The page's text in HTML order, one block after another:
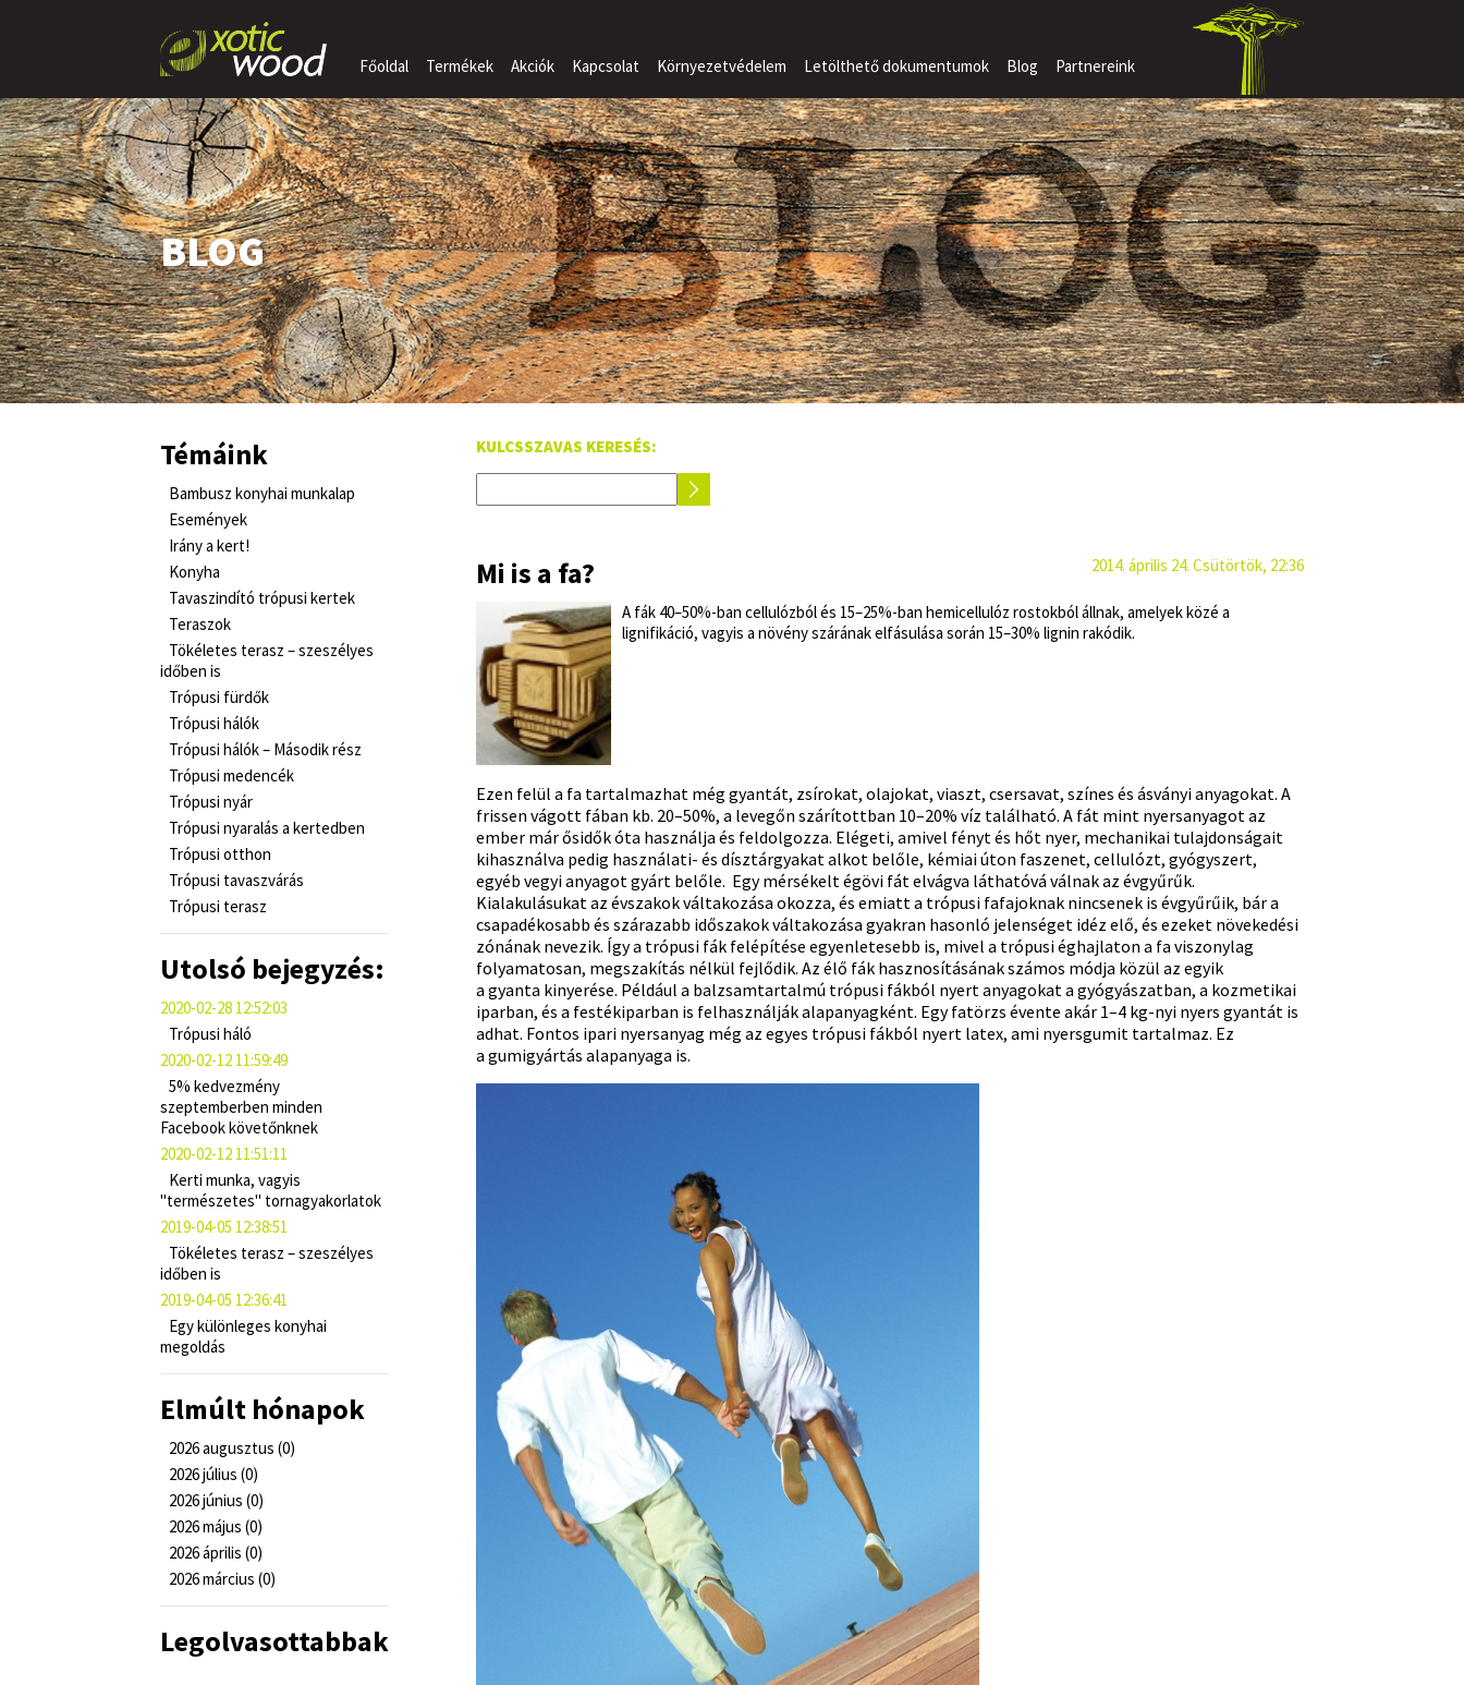
Főoldal Termékek Akciók Kapcsolat Környezetvédelem Letölthető dokumentumok Blog Partnereink
BLOG
Témáink
Bambusz konyhai munkalap
Események
Irány a kert!
Konyha
Tavaszindító trópusi kertek
Teraszok
Tökéletes terasz – szeszélyes
időben is
Trópusi fürdők
Trópusi hálók
Trópusi hálók – Második rész
Trópusi medencék
Trópusi nyár
Trópusi nyaralás a kertedben
Trópusi otthon
Trópusi tavaszvárás
Trópusi terasz
Utolsó bejegyzés:
2020-02-28 12:52:03
Trópusi háló
2020-02-12 11:59:49
5% kedvezmény
szeptemberben minden
Facebook követőnknek
2020-02-12 11:51:11
Kerti munka, vagyis
"természetes" tornagyakorlatok
2019-04-05 12:38:51
Tökéletes terasz – szeszélyes
időben is
2019-04-05 12:36:41
Egy különleges konyhai
megoldás
Elmúlt hónapok
2026 augusztus (0)
2026 július (0)
2026 június (0)
2026 május (0)
2026 április (0)
2026 március (0)
Legolvasottabbak
KULCSSZAVAS KERESÉS:
Mi is a fa? 2014. április 24. Csütörtök, 22:36
A fák 40–50%-ban cellulózból és 15–25%-ban hemicellulóz rostokból állnak, amelyek közé a
lignifikáció, vagyis a növény szárának elfásulása során 15–30% lignin rakódik.
Ezen felül a fa tartalmazhat még gyantát, zsírokat, olajokat, viaszt, csersavat, színes és ásványi anyagokat. A
frissen vágott fában kb. 20–50%, a levegőn szárítottban 10–20% víz található. A fát mint nyersanyagot az
ember már ősidők óta használja és feldolgozza. Elégeti, amivel fényt és hőt nyer, mechanikai tulajdonságait
kihasználva pedig használati- és dísztárgyakat alkot belőle, kémiai úton faszenet, cellulózt, gyógyszert,
egyéb vegyi anyagot gyárt belőle. Egy mérsékelt égövi fát elvágva láthatóvá válnak az évgyűrűk.
Kialakulásukat az évszakok váltakozása okozza, és emiatt a trópusi fafajoknak nincsenek is évgyűrűik, bár a
csapadékosabb és szárazabb időszakok váltakozása gyakran hasonló jelenséget idéz elő, és ezeket növekedési
zónának nevezik. Így a trópusi fák felépítése egyenletesebb is, mivel a trópusi éghajlaton a fa viszonylag
folyamatosan, megszakítás nélkül fejlődik. Az élő fák hasznosításának számos módja közül az egyik
a gyanta kinyerése. Például a balzsamtartalmú trópusi fákból nyert anyagokat a gyógyászatban, a kozmetikai
iparban, és a festékiparban is felhasználják alapanyagként. Egy fatörzs évente akár 1–4 kg-nyi nyers gyantát is
adhat. Fontos ipari nyersanyag még az egyes trópusi fákból nyert latex, ami nyersgumit tartalmaz. Ez
a gumigyártás alapanyaga is.